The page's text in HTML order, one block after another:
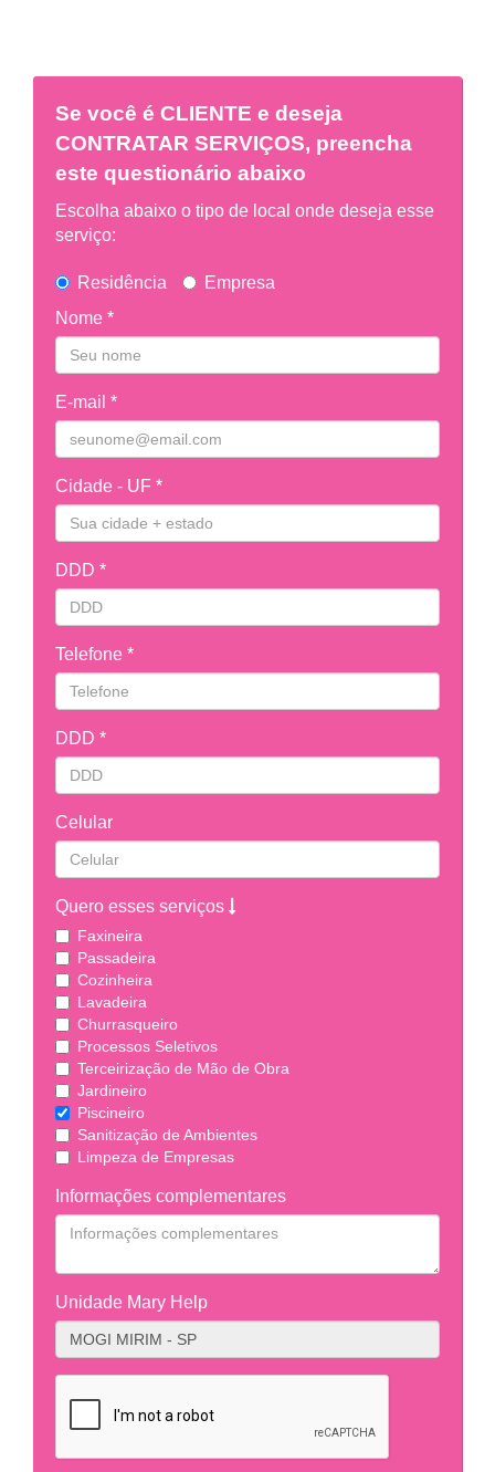
Se você é CLIENTE e deseja
CONTRATAR SERVIÇOS, preencha
este questionário abaixo
Escolha abaixo o tipo de local onde deseja esse
serviço:
Residência
Empresa
Nome *
E-mail *
Cidade - UF *
DDD *
Telefone *
DDD *
Celular
Quero esses serviços
Faxineira
Passadeira
Cozinheira
Lavadeira
Churrasqueiro
Processos Seletivos
Terceirização de Mão de Obra
Jardineiro
Piscineiro
Sanitização de Ambientes
Limpeza de Empresas
Informações complementares
Unidade Mary Help